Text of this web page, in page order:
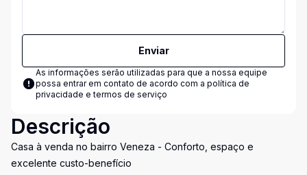
Enviar
As informações serão utilizadas para que a nossa equipe
possa entrar em contato de acordo com a política de
privacidade e termos de serviço
Descrição
Casa à venda no bairro Veneza - Conforto, espaço e
excelente custo-benefício